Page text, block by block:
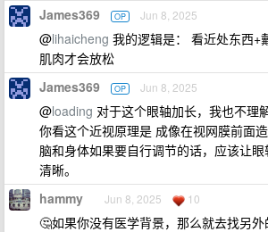
James369 OP Jun 8, 2025
@lihaicheng 我的逻辑是： 看近处东西+
肌肉才会放松
James369 OP Jun 8, 2025
@loading 对于这个眼轴加长，我也不理解
你看这个近视原理是 成像在视网膜前面
脑和身体如果要自行调节的话，应该让
清晰。
hammy Jun 8, 2025 10
🤔如果你没有医学背景，那么就去找另